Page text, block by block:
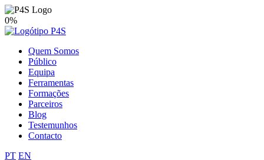
0%
Quem Somos
Público
Equipa
Ferramentas
Formações
Parceiros
Blog
Testemunhos
Contacto
PT EN